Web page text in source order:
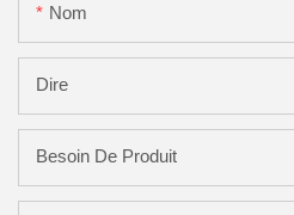
Nom
Dire
Besoin De Produit